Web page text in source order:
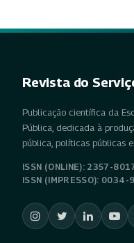
Revista do
Publicação científica da
Pública, dedicada à
pública, políticas públicas
ISSN (ONLINE): 2357-
ISSN (IMPRESSO): 0034-